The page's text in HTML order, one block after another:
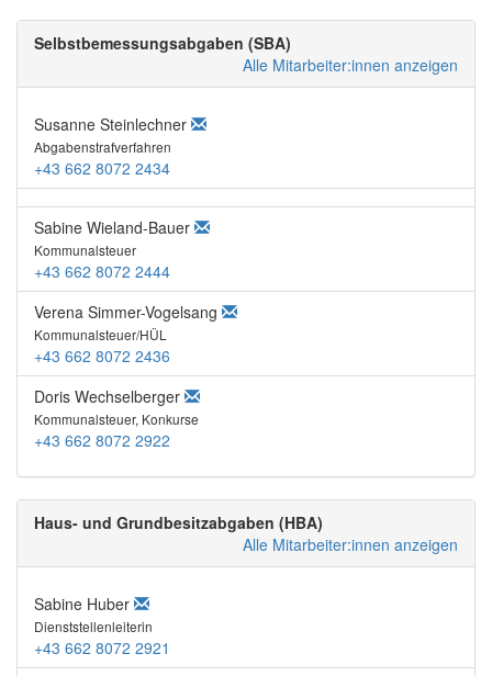
Selbstbemessungsabgaben (SBA)
Alle Mitarbeiter:innen anzeigen
Susanne Steinlechner
Abgabenstrafverfahren
+43 662 8072 2434
Sabine Wieland-Bauer
Kommunalsteuer
+43 662 8072 2444
Verena Simmer-Vogelsang
Kommunalsteuer/HÜL
+43 662 8072 2436
Doris Wechselberger
Kommunalsteuer, Konkurse
+43 662 8072 2922
Haus- und Grundbesitzabgaben (HBA)
Alle Mitarbeiter:innen anzeigen
Sabine Huber
Dienststellenleiterin
+43 662 8072 2921